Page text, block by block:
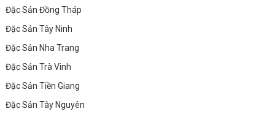
Đặc Sản Đồng Tháp
Đặc Sản Tây Ninh
Đặc Sản Nha Trang
Đặc Sản Trà Vinh
Đặc Sản Tiền Giang
Đặc Sản Tây Nguyên